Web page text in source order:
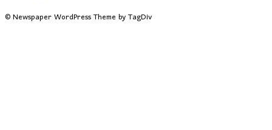
© Newspaper WordPress Theme by TagDiv